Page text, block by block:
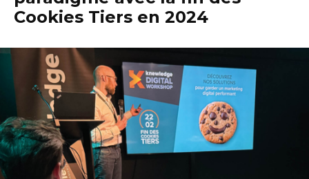
Cookies Tiers en 2024